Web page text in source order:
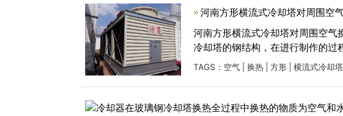
河南方形横流式冷却塔对周围空
河南方形横流式冷却塔对周围空气
冷却塔的钢结构，在进行制作的过
TAGS： 空气 换热 方形 横流式冷却塔